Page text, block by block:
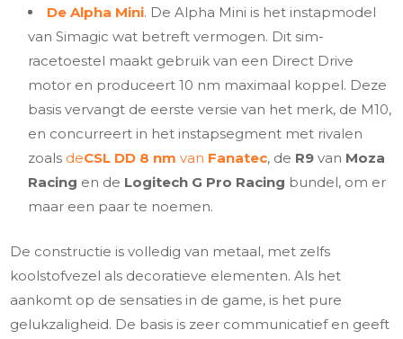
De Alpha Mini. De Alpha Mini is het instapmodel
van Simagic wat betreft vermogen. Dit sim-
racetoestel maakt gebruik van een Direct Drive
motor en produceert 10 nm maximaal koppel. Deze
basis vervangt de eerste versie van het merk, de M10,
en concurreert in het instapsegment met rivalen
zoals deCSL DD 8 nm van Fanatec, de R9 van Moza
Racing en de Logitech G Pro Racing bundel, om er
maar een paar te noemen.
De constructie is volledig van metaal, met zelfs
koolstofvezel als decoratieve elementen. Als het
aankomt op de sensaties in de game, is het pure
gelukzaligheid. De basis is zeer communicatief en geeft